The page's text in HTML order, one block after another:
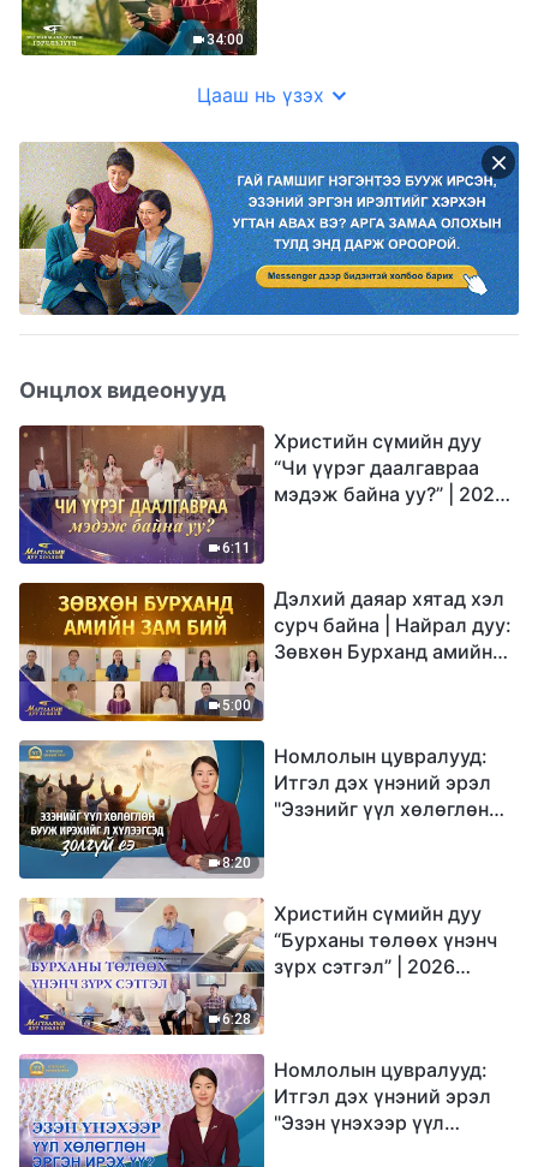
34:00
Цааш нь үзэх
Онцлох видеонууд
6:11
Христийн сүмийн дуу
“Чи үүрэг даалгавраа
мэдэж байна уу?” | 2026
5:00
Дэлхий даяар хятад хэл
сурч байна | Найрал дуу:
Зөвхөн Бурханд амийн
8:20
Номлолын цувралууд:
Итгэл дэх үнэний эрэл
"Эзэнийг үүл хөлөглөн
6:28
Христийн сүмийн дуу
“Бурханы төлөөх үнэнч
зүрх сэтгэл” | 2026
Номлолын цувралууд:
Итгэл дэх үнэний эрэл
"Эзэн үнэхээр үүл